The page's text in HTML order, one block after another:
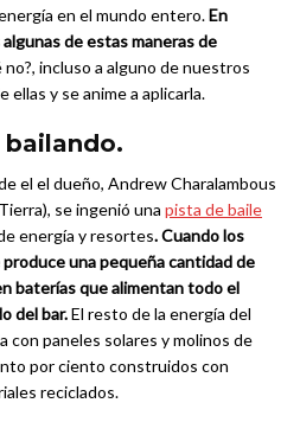
en el mundo entero.En
de estas maneras de
no?, incluso a alguno de nuestros
y se anime a aplicarla.
bailando.
el el dueño, Andrew Charalambous
se ingenió una pista de baile
energía y resortes. Cuando los
una pequeña cantidad de
baterías que alimentan todo el
del bar.El resto de la energía del
con paneles solares y molinos de
por ciento construidos con
reciclados.